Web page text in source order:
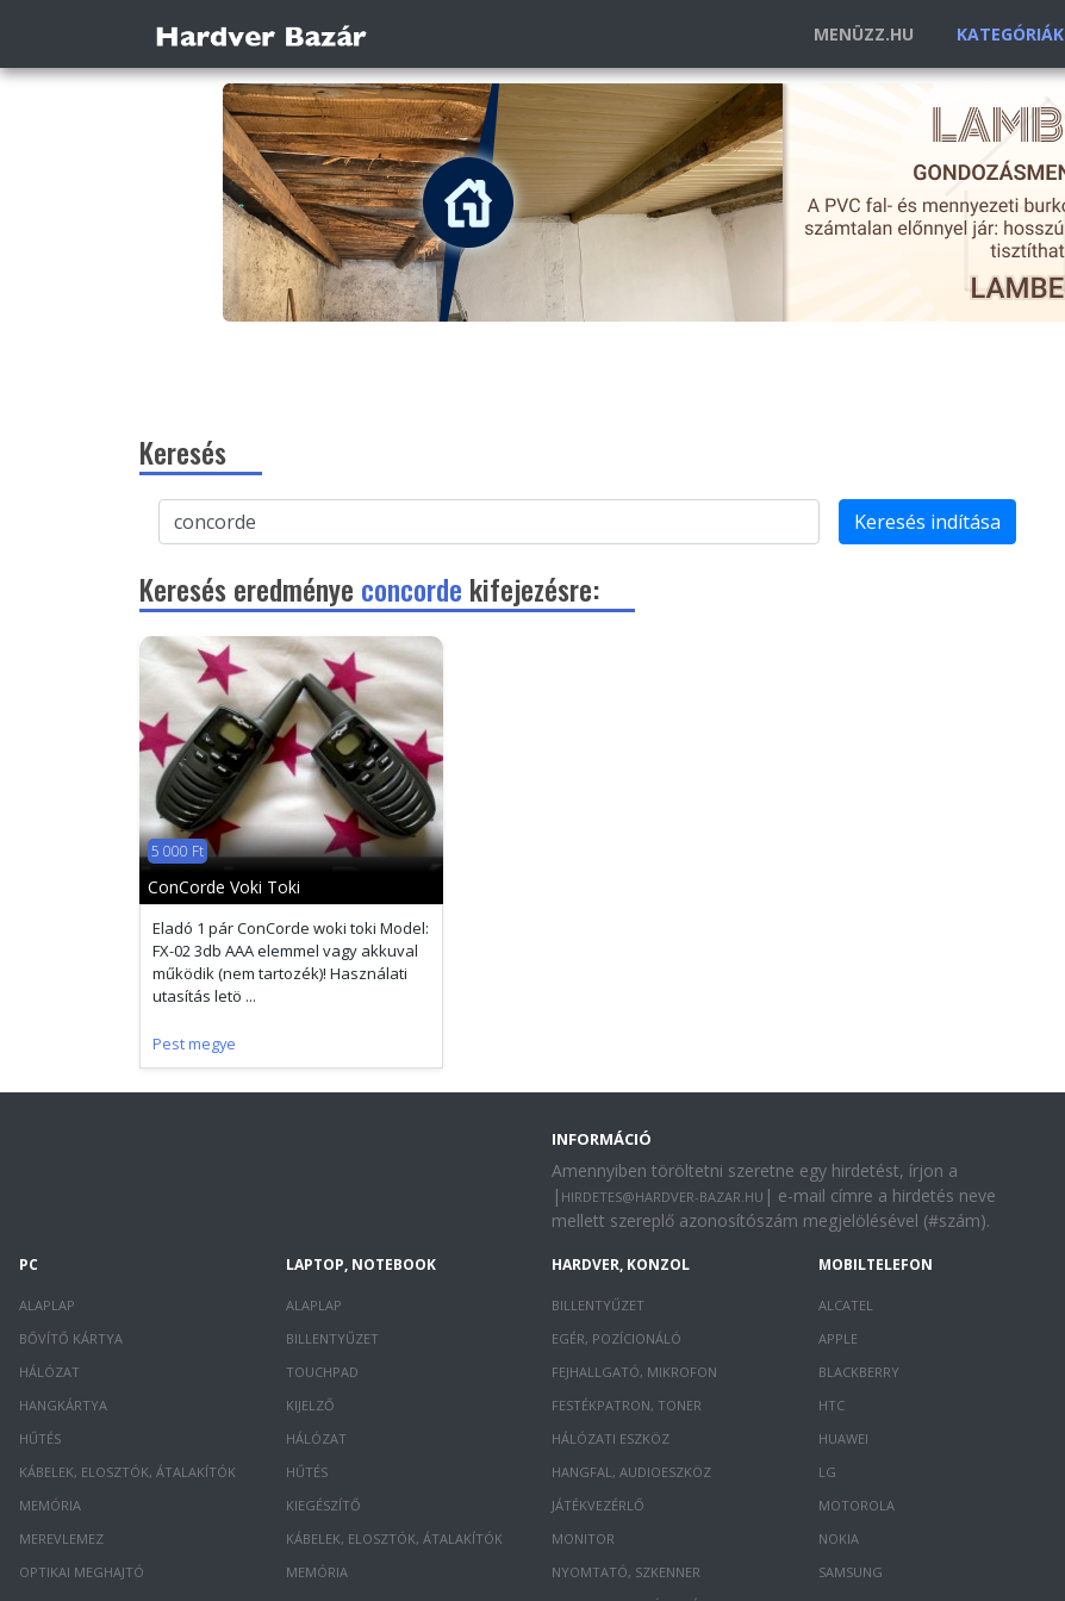
MENÜZZ.HU KATEGÓRIÁK
Keresés
Keresés indítása
Keresés eredménye concorde kifejezésre:
5 000 Ft
ConCorde Voki Toki
Eladó 1 pár ConCorde woki toki Model:
FX-02 3db AAA elemmel vagy akkuval
működik (nem tartozék)! Használati
utasítás letö ...
Pest megye
INFORMÁCIÓ
Amennyiben töröltetni szeretne egy hirdetést, írjon a
| HIRDETES@HARDVER-BAZAR.HU | e-mail címre a hirdetés neve
mellett szereplő azonosítószám megjelölésével (#szám).
PC
ALAPLAP
BŐVÍTŐ KÁRTYA
HÁLÓZAT
HANGKÁRTYA
HŰTÉS
KÁBELEK, ELOSZTÓK, ÁTALAKÍTÓK
MEMÓRIA
MEREVLEMEZ
OPTIKAI MEGHAJTÓ
LAPTOP, NOTEBOOK
ALAPLAP
BILLENTYŰZET
TOUCHPAD
KIJELZŐ
HÁLÓZAT
HŰTÉS
KIEGÉSZÍTŐ
KÁBELEK, ELOSZTÓK, ÁTALAKÍTÓK
MEMÓRIA
HARDVER, KONZOL
BILLENTYŰZET
EGÉR, POZÍCIONÁLÓ
FEJHALLGATÓ, MIKROFON
FESTÉKPATRON, TONER
HÁLÓZATI ESZKÖZ
HANGFAL, AUDIOESZKÖZ
JÁTÉKVEZÉRLŐ
MONITOR
NYOMTATÓ, SZKENNER
MOBILTELEFON
ALCATEL
APPLE
BLACKBERRY
HTC
HUAWEI
LG
MOTOROLA
NOKIA
SAMSUNG